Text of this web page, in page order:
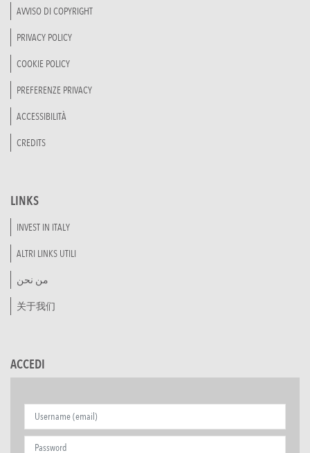
AVVISO DI COPYRIGHT
PRIVACY POLICY
COOKIE POLICY
PREFERENZE PRIVACY
ACCESSIBILITÀ
CREDITS
LINKS
INVEST IN ITALY
ALTRI LINKS UTILI
من نحن
关于我们
ACCEDI